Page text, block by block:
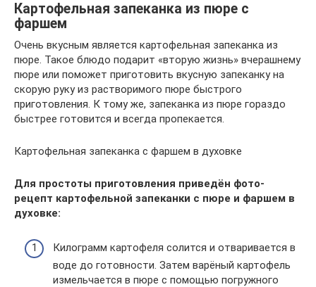
Картофельная запеканка из пюре с
фаршем
Очень вкусным является картофельная запеканка из
пюре. Такое блюдо подарит «вторую жизнь» вчерашнему
пюре или поможет приготовить вкусную запеканку на
скорую руку из растворимого пюре быстрого
приготовления. К тому же, запеканка из пюре гораздо
быстрее готовится и всегда пропекается.
Картофельная запеканка с фаршем в духовке
Для простоты приготовления приведён фото-
рецепт картофельной запеканки с пюре и фаршем в
духовке:
Килограмм картофеля солится и отваривается в
воде до готовности. Затем варёный картофель
измельчается в пюре с помощью погружного